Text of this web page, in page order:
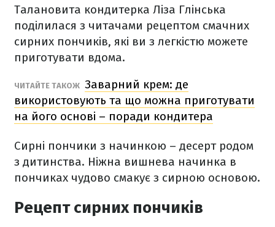
Талановита кондитерка Ліза Глінська
поділилася з читачами рецептом смачних
сирних пончиків, які ви з легкістю можете
приготувати вдома.
ЧИТАЙТЕ ТАКОЖ Заварний крем: де
використовують та що можна приготувати
на його основі – поради кондитера
Сирні пончики з начинкою – десерт родом
з дитинства. Ніжна вишнева начинка в
пончиках чудово смакує з сирною основою.
Рецепт сирних пончиків